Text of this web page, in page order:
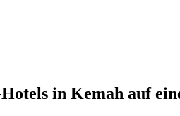
in Kemah auf